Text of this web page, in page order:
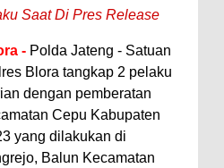
Saat Di Pres Release
- Polda Jateng - Satuan
Blora tangkap 2 pelaku
dengan pemberatan
Cepu Kabupaten
yang dilakukan di
Balun Kecamatan